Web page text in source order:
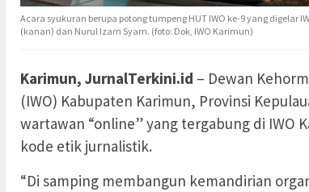
Acara syukuran berupa potong tumpeng HUT IWO ke-9 yang
(kanan) dan Nurul Izam Syam. (foto: Dok, IWO Karimun)
Karimun, JurnalTerkini.id – Dewan
(IWO) Kabupaten Karimun, Provinsi
wartawan “online” yang tergabung di IWO
kode etik jurnalistik.
“Di samping membangun kemandirian